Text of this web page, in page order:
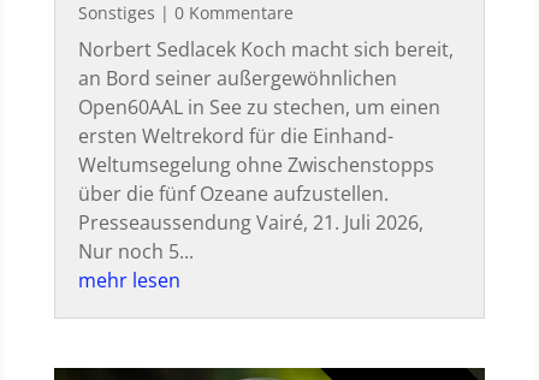
Sonstiges | 0 Kommentare
Norbert Sedlacek Koch macht sich bereit,
an Bord seiner außergewöhnlichen
Open60AAL in See zu stechen, um einen
ersten Weltrekord für die Einhand-
Weltumsegelung ohne Zwischenstopps
über die fünf Ozeane aufzustellen.
Presseaussendung Vairé, 21. Juli 2026,
Nur noch 5...
mehr lesen